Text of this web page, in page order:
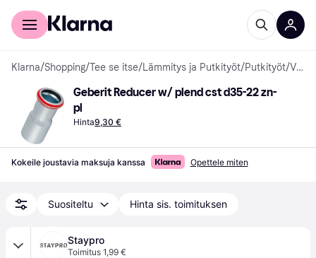
Kuluttajille
Klarna/Shopping/Tee se itse/Lämmitys ja Putkityöt/Putkityöt/ Vesi
Geberit Reducer w/ plend cst d35-22 zn-
pl
Hinta9,30 €
Kokeile joustavia maksuja kanssa Opettele miten
Suositeltu Hinta sis. toimituksen
Staypro
Toimitus 1,99 €